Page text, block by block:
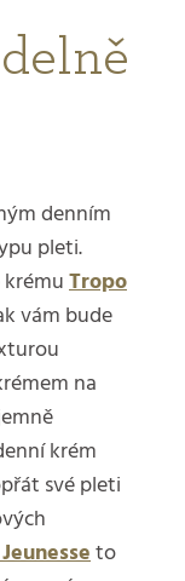
denním
pleti.
Tropo
vám bude
na
krém
své pleti
to